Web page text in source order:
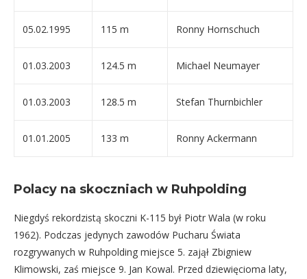
05.02.1995 115 m Ronny Hornschuch
01.03.2003 124.5 m Michael Neumayer
01.03.2003 128.5 m Stefan Thurnbichler
01.01.2005 133 m Ronny Ackermann
Polacy na skoczniach w Ruhpolding
Niegdyś rekordzistą skoczni K-115 był Piotr Wala (w roku
1962). Podczas jedynych zawodów Pucharu Świata
rozgrywanych w Ruhpolding miejsce 5. zajął Zbigniew
Klimowski, zaś miejsce 9. Jan Kowal. Przed dziewięcioma laty,